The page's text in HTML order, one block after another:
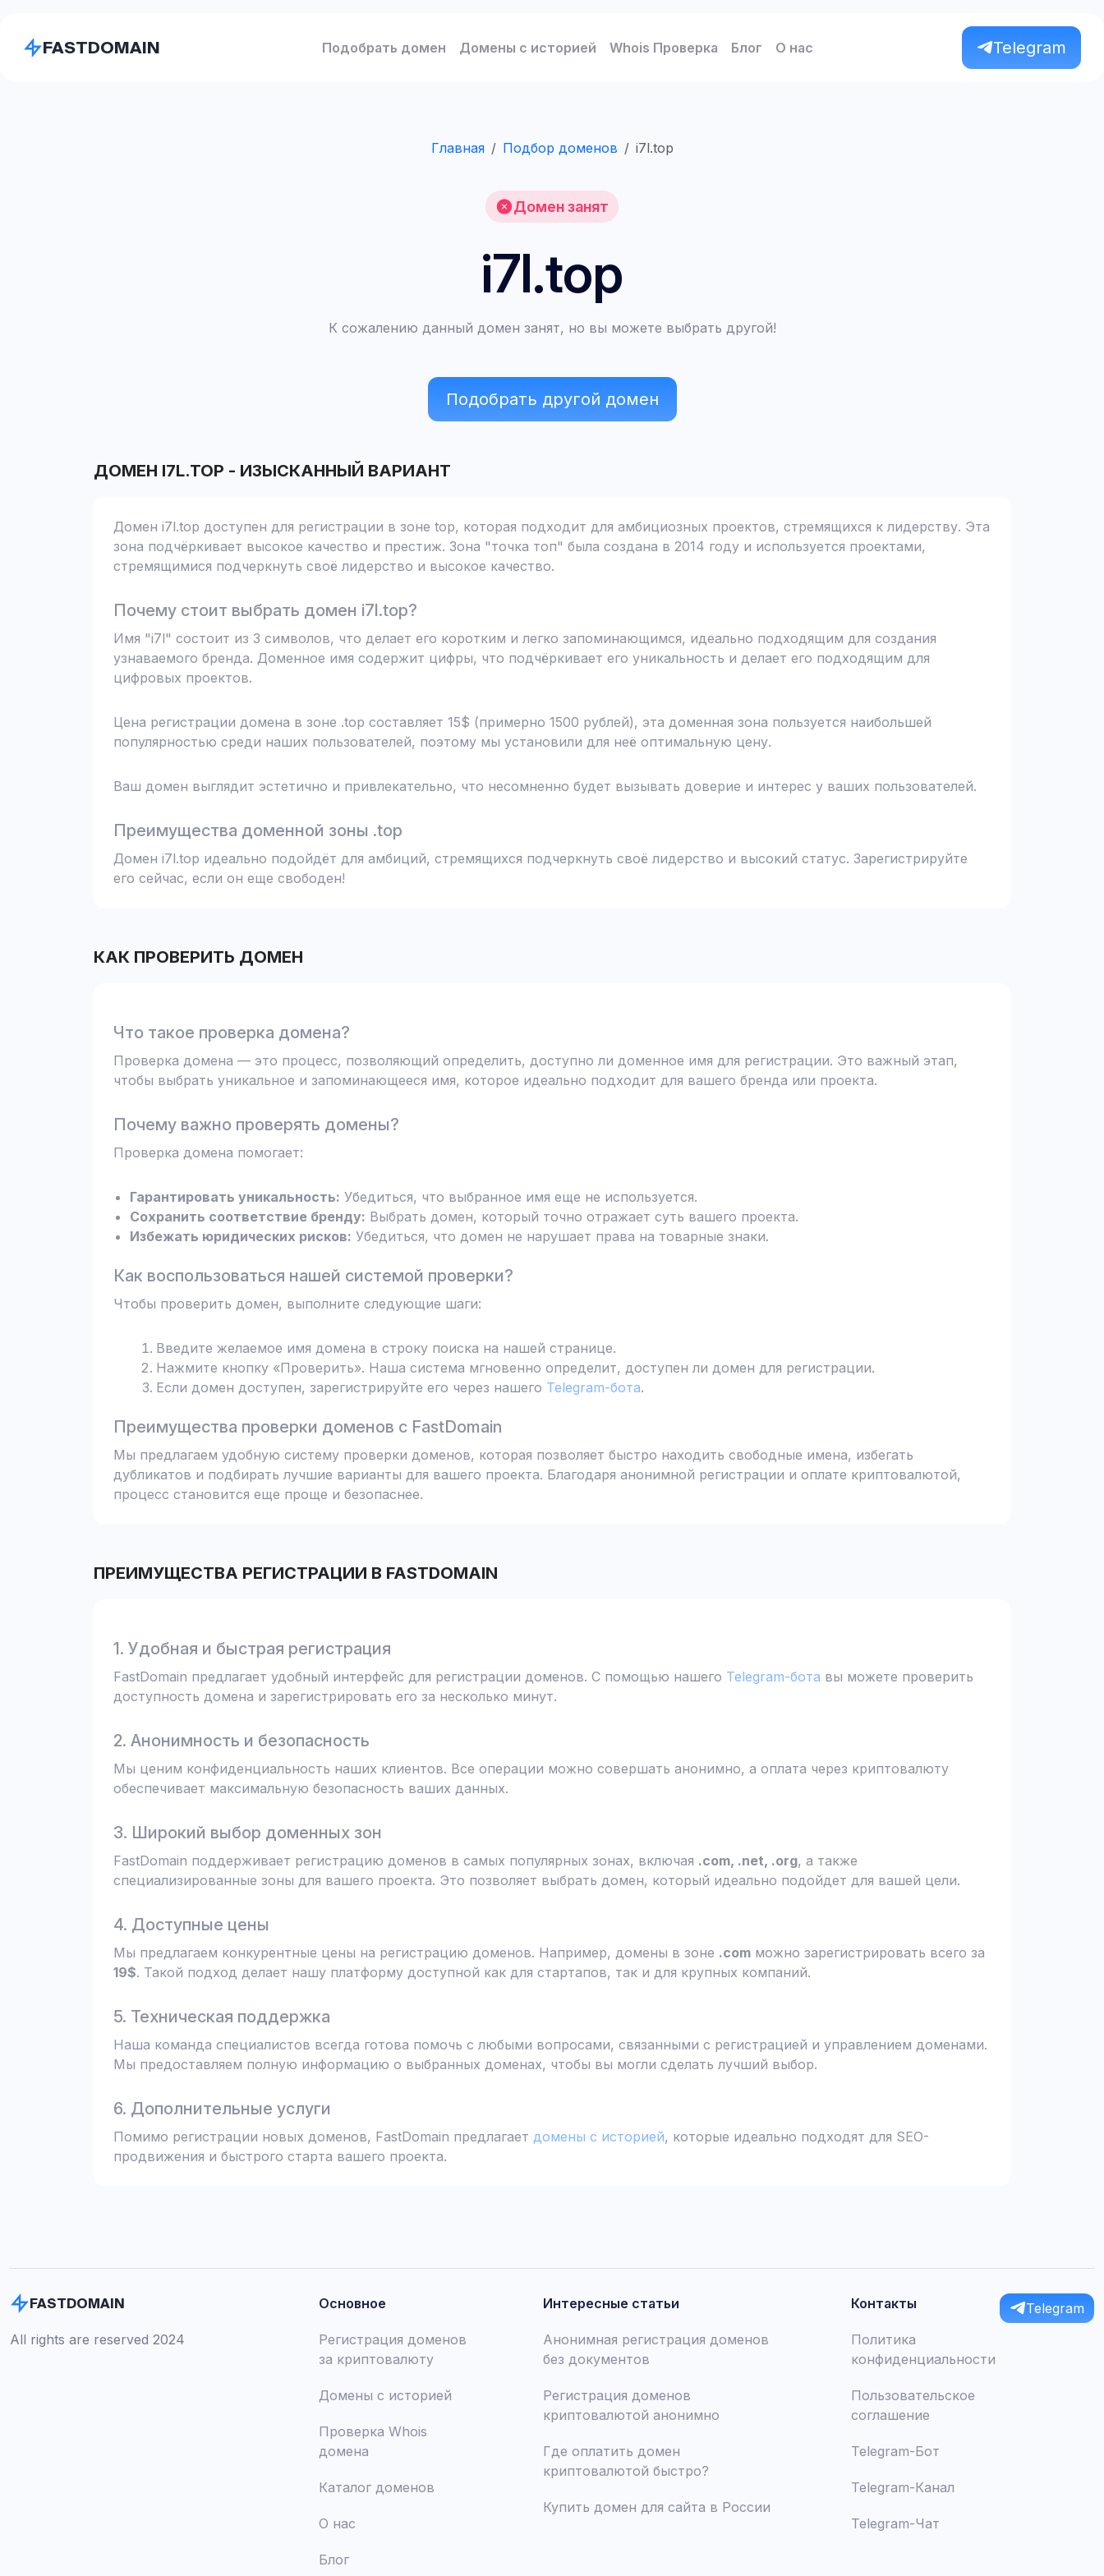
FASTDOMAIN Подобрать домен Домены с историей Whois Проверка Блог О нас Telegram
Главная Подбор доменов i7l.top
Домен занят
i7l.top
К сожалению данный домен занят, но вы можете выбрать другой!
Подобрать другой домен
ДОМЕН I7L.TOP - ИЗЫСКАННЫЙ ВАРИАНТ
Домен i7l.top доступен для регистрации в зоне top, которая подходит для амбициозных проектов, стремящихся к лидерству. Эта
зона подчёркивает высокое качество и престиж. Зона "точка топ" была создана в 2014 году и используется проектами,
стремящимися подчеркнуть своё лидерство и высокое качество.
Почему стоит выбрать домен i7l.top?
Имя "i7l" состоит из 3 символов, что делает его коротким и легко запоминающимся, идеально подходящим для создания
узнаваемого бренда. Доменное имя содержит цифры, что подчёркивает его уникальность и делает его подходящим для
цифровых проектов.
Цена регистрации домена в зоне .top составляет 15$ (примерно 1500 рублей), эта доменная зона пользуется наибольшей
популярностью среди наших пользователей, поэтому мы установили для неё оптимальную цену.
Ваш домен выглядит эстетично и привлекательно, что несомненно будет вызывать доверие и интерес у ваших пользователей.
Преимущества доменной зоны .top
Домен i7l.top идеально подойдёт для амбиций, стремящихся подчеркнуть своё лидерство и высокий статус. Зарегистрируйте
его сейчас, если он еще свободен!
КАК ПРОВЕРИТЬ ДОМЕН
Что такое проверка домена?
Проверка домена — это процесс, позволяющий определить, доступно ли доменное имя для регистрации. Это важный этап,
чтобы выбрать уникальное и запоминающееся имя, которое идеально подходит для вашего бренда или проекта.
Почему важно проверять домены?
Проверка домена помогает:
Гарантировать уникальность: Убедиться, что выбранное имя еще не используется.
Сохранить соответствие бренду: Выбрать домен, который точно отражает суть вашего проекта.
Избежать юридических рисков: Убедиться, что домен не нарушает права на товарные знаки.
Как воспользоваться нашей системой проверки?
Чтобы проверить домен, выполните следующие шаги:
Введите желаемое имя домена в строку поиска на нашей странице.
Нажмите кнопку «Проверить». Наша система мгновенно определит, доступен ли домен для регистрации.
Если домен доступен, зарегистрируйте его через нашего Telegram-бота.
Преимущества проверки доменов с FastDomain
Мы предлагаем удобную систему проверки доменов, которая позволяет быстро находить свободные имена, избегать
дубликатов и подбирать лучшие варианты для вашего проекта. Благодаря анонимной регистрации и оплате криптовалютой,
процесс становится еще проще и безопаснее.
ПРЕИМУЩЕСТВА РЕГИСТРАЦИИ В FASTDOMAIN
1. Удобная и быстрая регистрация
FastDomain предлагает удобный интерфейс для регистрации доменов. С помощью нашего Telegram-бота вы можете проверить
доступность домена и зарегистрировать его за несколько минут.
2. Анонимность и безопасность
Мы ценим конфиденциальность наших клиентов. Все операции можно совершать анонимно, а оплата через криптовалюту
обеспечивает максимальную безопасность ваших данных.
3. Широкий выбор доменных зон
FastDomain поддерживает регистрацию доменов в самых популярных зонах, включая .com, .net, .org, а также
специализированные зоны для вашего проекта. Это позволяет выбрать домен, который идеально подойдет для вашей цели.
4. Доступные цены
Мы предлагаем конкурентные цены на регистрацию доменов. Например, домены в зоне .com можно зарегистрировать всего за
19$. Такой подход делает нашу платформу доступной как для стартапов, так и для крупных компаний.
5. Техническая поддержка
Наша команда специалистов всегда готова помочь с любыми вопросами, связанными с регистрацией и управлением доменами.
Мы предоставляем полную информацию о выбранных доменах, чтобы вы могли сделать лучший выбор.
6. Дополнительные услуги
Помимо регистрации новых доменов, FastDomain предлагает домены с историей, которые идеально подходят для SEO-
продвижения и быстрого старта вашего проекта.
FASTDOMAIN
All rights are reserved 2024
Основное
Регистрация доменов
за криптовалюту
Домены с историей
Проверка Whois
домена
Каталог доменов
О нас
Блог
Интересные статьи
Анонимная регистрация доменов
без документов
Регистрация доменов
криптовалютой анонимно
Где оплатить домен
криптовалютой быстро?
Купить домен для сайта в России
Контакты
Политика
конфиденциальности
Пользовательское
соглашение
Telegram-Бот
Telegram-Канал
Telegram-Чат
Telegram